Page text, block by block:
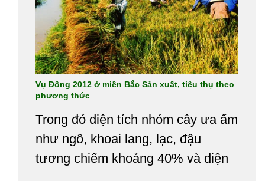
Vụ Đông 2012 ở miền Bắc Sản xuất, tiêu thụ theo
phương thức
Trong đó diện tích nhóm cây ưa ấm
như ngô, khoai lang, lạc, đậu
tương chiếm khoảng 40% và diện